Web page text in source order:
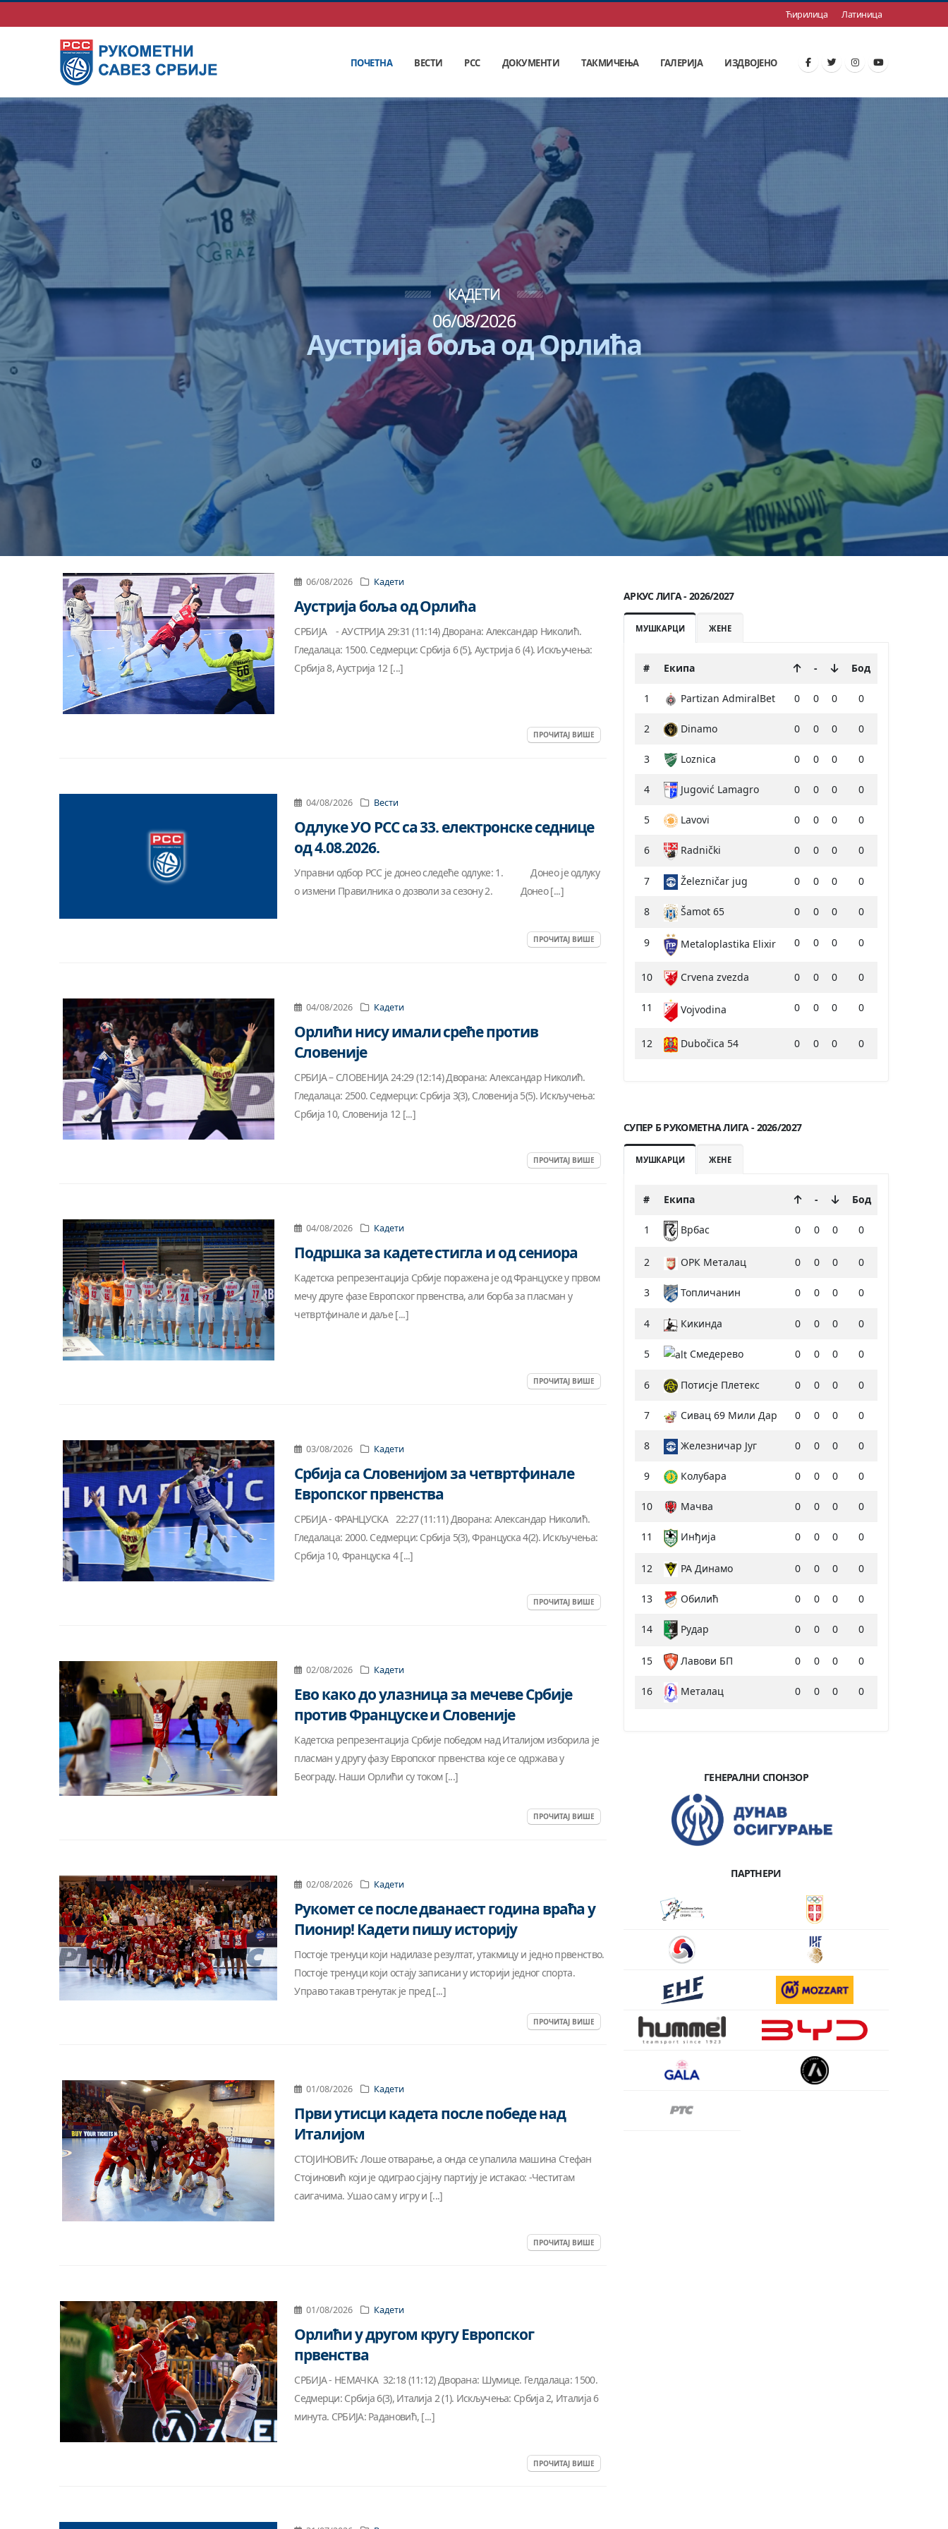
Ћирилица Латиница
ПОЧЕТНА ВЕСТИ РСС ДОКУМЕНТИ ТАКМИЧЕЊА ГАЛЕРИЈА ИЗДВОЈЕНО
КАДЕТИ
04/08
Орлићи нису имали среће против Словеније
06/08/2026 Кадети
Аустрија боља од Орлића
СРБИЈА - АУСТРИЈА 29:31 (11:14) Дворана: Александар Николић.
Гледалаца: 1500. Седмерци: Србија 6 (5), Аустрија 6 (4). Искључења:
Србија 8, Аустрија 12 [...]
ПРОЧИТАЈ ВИШЕ
04/08/2026 Вести
Одлуке УО РСС са 33. електронске седнице
од 4.08.2026.
Управни одбор РСС је донео следеће одлуке: 1. Донео је одлуку
о измени Правилника о дозволи за сезону 2. Донео [...]
ПРОЧИТАЈ ВИШЕ
04/08/2026 Кадети
Орлићи нису имали среће против
Словеније
СРБИЈА – СЛОВЕНИЈА 24:29 (12:14) Дворана: Александар Николић.
Гледалаца: 2500. Седмерци: Србија 3(3), Словенија 5(5). Искључења:
Србија 10, Словенија 12 [...]
ПРОЧИТАЈ ВИШЕ
04/08/2026 Кадети
Подршка за кадете стигла и од сениора
Кадетска репрезентација Србије поражена је од Француске у првом
мечу друге фазе Европског првенства, али борба за пласман у
четвртфинале и даље [...]
ПРОЧИТАЈ ВИШЕ
03/08/2026 Кадети
Србија са Словенијом за четвртфинале
Европског првенства
СРБИЈА - ФРАНЦУСКА 22:27 (11:11) Дворана: Александар Николић.
Гледалаца: 2000. Седмерци: Србија 5(3), Француска 4(2). Искључења:
Србија 10, Француска 4 [...]
ПРОЧИТАЈ ВИШЕ
02/08/2026 Кадети
Ево како до улазница за мечеве Србије
против Француске и Словеније
Кадетска репрезентација Србије победом над Италијом изборила је
пласман у другу фазу Европског првенства које се одржава у
Београду. Наши Орлићи су током [...]
ПРОЧИТАЈ ВИШЕ
02/08/2026 Кадети
Рукомет се после дванаест година враћа у
Пионир! Кадети пишу историју
Постоје тренуци који надилазе резултат, утакмицу и једно првенство.
Постоје тренуци који остају записани у историји једног спорта.
Управо такав тренутак је пред [...]
ПРОЧИТАЈ ВИШЕ
01/08/2026 Кадети
Први утисци кадета после победе над
Италијом
СТОЈИНОВИЋ: Лоше отварање, а онда се упалила машина Стефан
Стојиновић који је одиграо сјајну партију је истакао: -Честитам
саигачима. Ушао сам у игру и [...]
ПРОЧИТАЈ ВИШЕ
01/08/2026 Кадети
Орлићи у другом кругу Европског
првенства
СРБИЈА - НЕМАЧКА 32:18 (11:12) Дворана: Шумице. Гелдалаца: 1500.
Седмерци: Србија 6(3), Италија 2 (1). Искључења: Србија 2, Италија 6
минута. СРБИЈА: Радановић, [...]
ПРОЧИТАЈ ВИШЕ
АРКУС ЛИГА - 2026/2027
МУШКАРЦИ ЖЕНЕ
# Екипа - Бод
1 Partizan AdmiralBet 0 0 0 0
2 Dinamo 0 0 0 0
3 Loznica 0 0 0 0
4 Jugović Lamagro 0 0 0 0
5 Lavovi 0 0 0 0
6 Radnički 0 0 0 0
7 Železničar jug 0 0 0 0
8 Šamot 65 0 0 0 0
9 Metaloplastika Elixir 0 0 0 0
10 Crvena zvezda 0 0 0 0
11 Vojvodina 0 0 0 0
12 Dubočica 54 0 0 0 0
СУПЕР Б РУКОМЕТНА ЛИГА - 2026/2027
МУШКАРЦИ ЖЕНЕ
# Екипа - Бод
1 Врбас 0 0 0 0
2 ОРК Металац 0 0 0 0
3 Топличанин 0 0 0 0
4 Кикинда 0 0 0 0
5 Смедерево 0 0 0 0
6 Потисје Плетекс 0 0 0 0
7 Сивац 69 Мили Дар 0 0 0 0
8 Железничар Југ 0 0 0 0
9 Колубара 0 0 0 0
10 Мачва 0 0 0 0
11 Инђија 0 0 0 0
12 РА Динамо 0 0 0 0
13 Обилић 0 0 0 0
14 Рудар 0 0 0 0
15 Лавови БП 0 0 0 0
16 Металац 0 0 0 0
ГЕНЕРАЛНИ СПОНЗОР
ПАРТНЕРИ